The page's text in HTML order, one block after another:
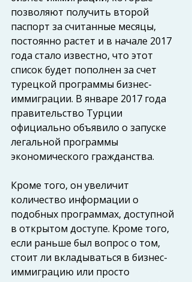
позволяют получить второй
паспорт за считанные месяцы,
постоянно растет и в начале 2017
года стало известно, что этот
список будет пополнен за счет
турецкой программы бизнес-
иммиграции. В январе 2017 года
правительство Турции
официально объявило о запуске
легальной программы
экономического гражданства.
Кроме того, он увеличит
количество информации о
подобных программах, доступной
в открытом доступе. Кроме того,
если раньше был вопрос о том,
стоит ли вкладываться в бизнес-
иммиграцию или просто